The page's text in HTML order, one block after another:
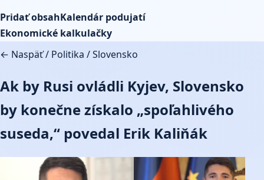
Pridať obsahKalendár podujatí
Ekonomické kalkulačky
← Naspäť/ Politika /Slovensko
Ak by Rusi ovládli Kyjev, Slovensko
by konečne získalo „spoľahlivého
suseda,“ povedal Erik Kaliňák